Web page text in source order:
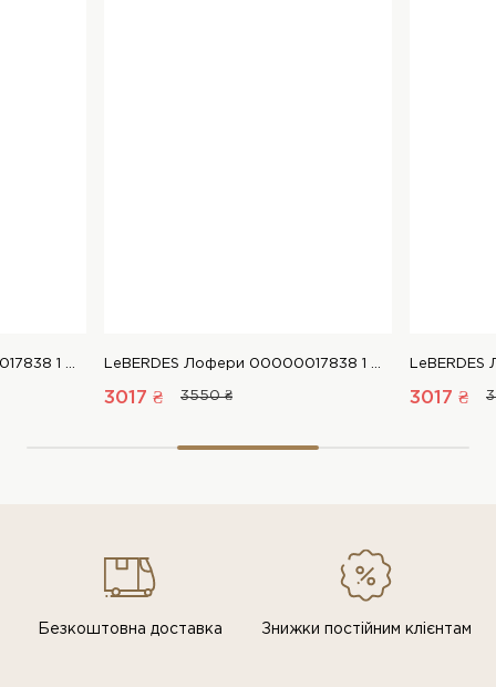
LeBERDES Лофери 00000017838 1 Магазин взуття “Favorite Shoes” LeBERDES Лофери 00000017838 1 Магазин взуття “Favorite Shoes”
3017 ₴ 3550 ₴ 3017 ₴
Безкоштовна доставка Знижки постiйним клiєнтам